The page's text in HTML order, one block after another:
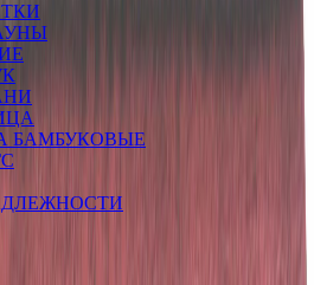
БАМБУКОВЫЕ